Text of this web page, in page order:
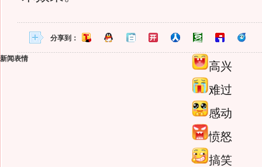
分享到：
新闻表情
高兴
难过
感动
愤怒
搞笑